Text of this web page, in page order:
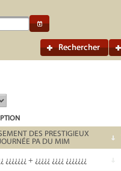
Rechercher
DES PRESTIGIEUX
PA DU MIM
¿¿¿¿¿¿¿ + ¿¿¿¿¿ ¿¿¿¿ ¿¿¿¿¿¿¿